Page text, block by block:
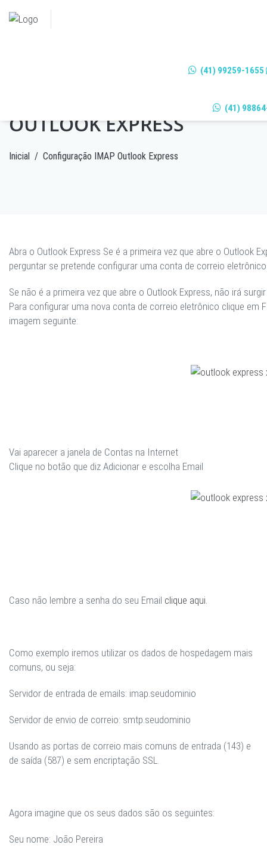
(41) 99259-1655
(41)
OUTLOOK EXPRESS
Inicial / Configuração IMAP Outlook Express
Abra o Outlook Express Se é a primeira vez que abre o Outlook
perguntar se pretende configurar uma conta de correio
Se não é a primeira vez que abre o Outlook Express, não irá
Para configurar uma nova conta de correio eletrônico clique em
imagem seguinte:
Vai aparecer a janela de Contas na Internet
Clique no botão que diz Adicionar e escolha Email
Caso não lembre a senha do seu Email clique aqui.
Como exemplo iremos utilizar os dados de hospedagem mais
comuns, ou seja:
Servidor de entrada de emails: imap.seudominio
Servidor de envio de correio: smtp.seudominio
Usando as portas de correio mais comuns de entrada (143) e
de saída (587) e sem encriptação SSL.
Agora imagine que os seus dados são os seguintes:
Seu nome: João Pereira